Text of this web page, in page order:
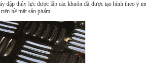
dập thủy lực được lắp các khuôn đã được tạo hình theo ý
bề mặt sản phẩm.